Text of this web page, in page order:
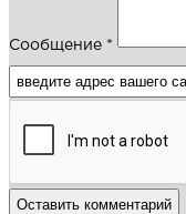
Сообщение *